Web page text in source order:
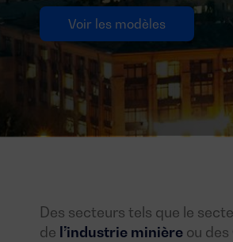
Voir les modèles
Des secteurs tels que le
de l’industrie minière ou des